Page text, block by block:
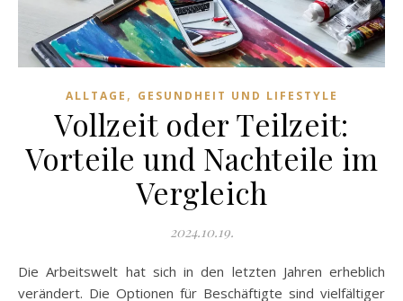
ALLTAGE , GESUNDHEIT UND LIFESTYLE
Vollzeit oder Teilzeit:
Vorteile und Nachteile im
Vergleich
2024.10.19.
Die Arbeitswelt hat sich in den letzten Jahren erheblich
verändert. Die Optionen für Beschäftigte sind vielfältiger